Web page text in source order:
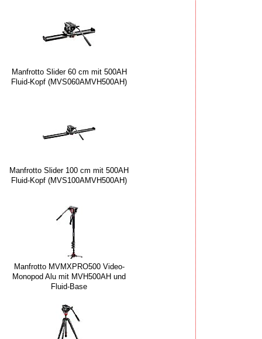
Manfrotto Slider 60 cm mit 500AH
Fluid-Kopf (MVS060AMVH500AH)
Manfrotto Slider 100 cm mit 500AH
Fluid-Kopf (MVS100AMVH500AH)
Manfrotto MVMXPRO500 Video-
Monopod Alu mit MVH500AH und
Fluid-Base